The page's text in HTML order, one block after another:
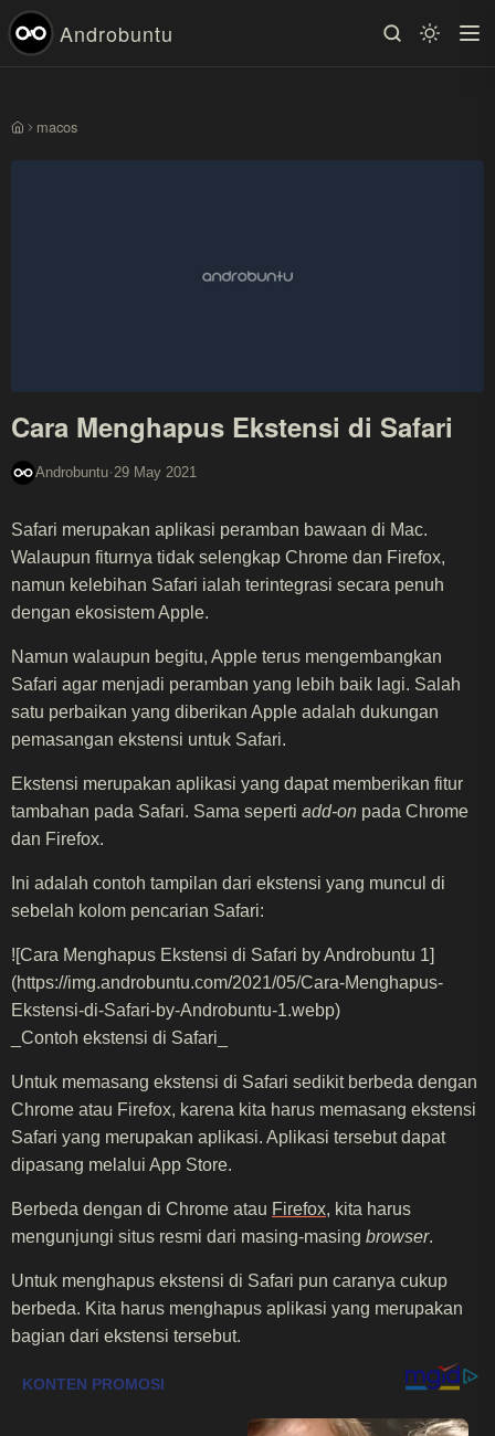
Androbuntu
Beranda
macos
Cara Menghapus Ekstensi di Safari
Androbuntu·29 May 2021
Safari merupakan aplikasi peramban bawaan di Mac.
Walaupun fiturnya tidak selengkap Chrome dan Firefox,
namun kelebihan Safari ialah terintegrasi secara penuh
dengan ekosistem Apple.
Namun walaupun begitu, Apple terus mengembangkan
Safari agar menjadi peramban yang lebih baik lagi. Salah
satu perbaikan yang diberikan Apple adalah dukungan
pemasangan ekstensi untuk Safari.
Ekstensi merupakan aplikasi yang dapat memberikan fitur
tambahan pada Safari. Sama seperti add-on pada Chrome
dan Firefox.
Ini adalah contoh tampilan dari ekstensi yang muncul di
sebelah kolom pencarian Safari:
![Cara Menghapus Ekstensi di Safari by Androbuntu 1]
(https://img.androbuntu.com/2021/05/Cara-Menghapus-
Ekstensi-di-Safari-by-Androbuntu-1.webp)
_Contoh ekstensi di Safari_
Untuk memasang ekstensi di Safari sedikit berbeda dengan
Chrome atau Firefox, karena kita harus memasang ekstensi
Safari yang merupakan aplikasi. Aplikasi tersebut dapat
dipasang melalui App Store.
Berbeda dengan di Chrome atau Firefox, kita harus
mengunjungi situs resmi dari masing-masing browser.
Untuk menghapus ekstensi di Safari pun caranya cukup
berbeda. Kita harus menghapus aplikasi yang merupakan
bagian dari ekstensi tersebut.